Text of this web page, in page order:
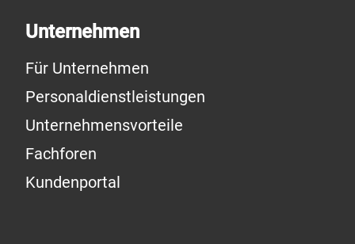
Unternehmen
Für Unternehmen
Personaldienstleistungen
Unternehmensvorteile
Fachforen
Kundenportal